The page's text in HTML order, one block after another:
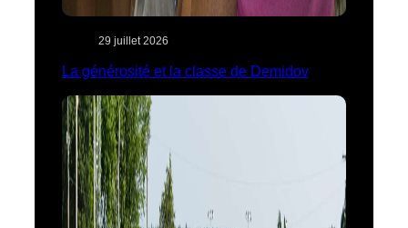
29 juillet 2026
La générosité et la classe de Demidov